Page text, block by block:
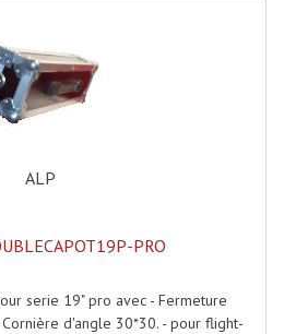
Actifs, Correcteurs
Moteurs Tweeters Filtres
Amplis Guitare
Pour Enceinte
ALP
PRO
serie 19" pro avec - Fermeture
d'angle 30*30. - pour flight-